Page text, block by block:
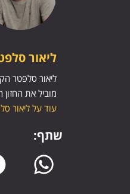
ליאור
מוביל את
עוד על ליאור
שתף: